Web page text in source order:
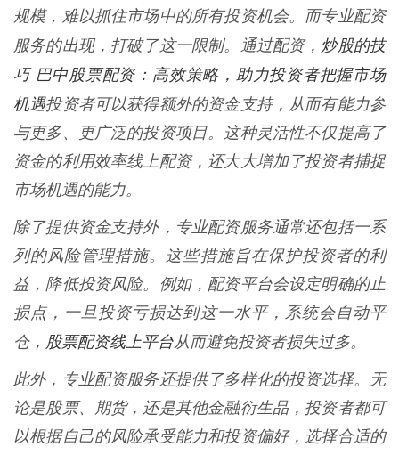
规模，难以抓住市场中的所有投资机会。而专业配资
服务的出现，打破了这一限制。通过配资， 炒股的技
巧 巴中股票配资：高效策略，助力投资者把握市场
机遇投资者可以获得额外的资金支持，从而有能力参
与更多、更广泛的投资项目。这种灵活性不仅提高了
资金的利用效率线上配资，还大大增加了投资者捕捉
市场机遇的能力。
除了提供资金支持外，专业配资服务通常还包括一系
列的风险管理措施。这些措施旨在保护投资者的利
益，降低投资风险。例如，配资平台会设定明确的止
损点，一旦投资亏损达到这一水平，系统会自动平
仓， 股票配资线上平台从而避免投资者损失过多。
此外，专业配资服务还提供了多样化的投资选择。无
论是股票、期货，还是其他金融衍生品，投资者都可
以根据自己的风险承受能力和投资偏好，选择合适的